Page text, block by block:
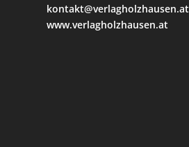
kontakt@verlagholzhausen.at
www.verlagholzhausen.at